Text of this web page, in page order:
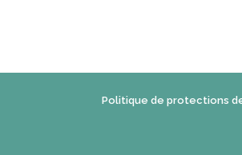
Politique de protections